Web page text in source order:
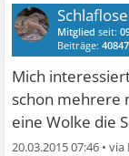
Schlaflose
Mitglied seit:
Beiträge:40847
Mich
schon mehrere
eine Wolke die
20.03.2015 07:46 •